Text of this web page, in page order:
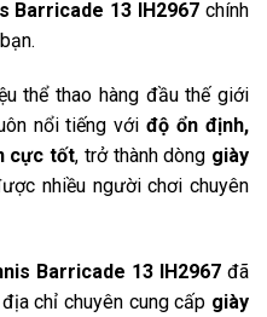
Barricade 13 IH2967 chính
thể thao hàng đầu thế giới
nổi tiếng vớiđộ ổn định,
cực tốt, trở thành dòng giày
nhiều người chơi chuyên
Barricade 13 IH2967 đã
chỉ chuyên cung cấp giày